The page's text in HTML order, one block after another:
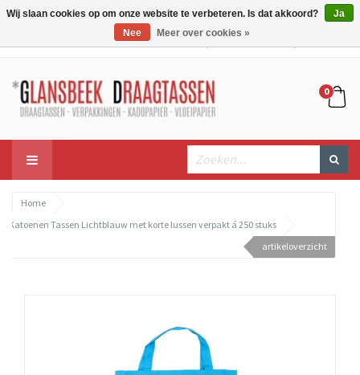
0
Home
Katoenen Tassen Lichtblauw met korte lussen verpakt á 250 stuks
artikeloverzicht
Wij slaan cookies op om onze website te verbeteren. Is dat akkoord?
Ja
Nee
Meer over cookies »